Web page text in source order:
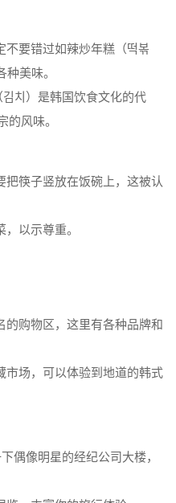
要错过如辣炒年糕（떡볶
美味。
치）是韩国饮食文化的代
的风味。
筷子竖放在饭碗上，这被认
以示尊重。
的购物区，这里有各种品牌和
市场，可以体验到地道的韩式
偶像明星的经纪公司大楼，